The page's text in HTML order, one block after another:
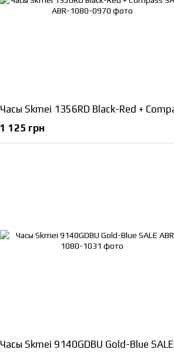
1 125 грн
Часы Skmei 9140GDBU Gold-Blue SALE